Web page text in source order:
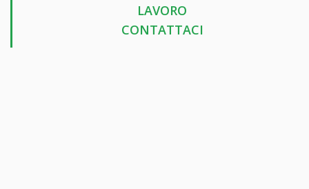
LAVORO
CONTATTACI